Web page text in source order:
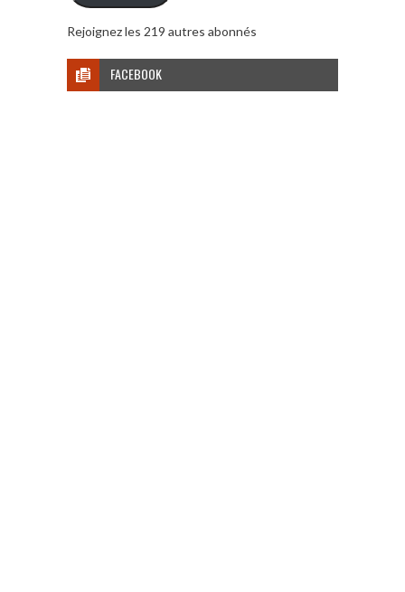
Rejoignez les 219 autres abonnés
FACEBOOK